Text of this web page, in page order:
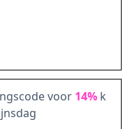
voor 14% k